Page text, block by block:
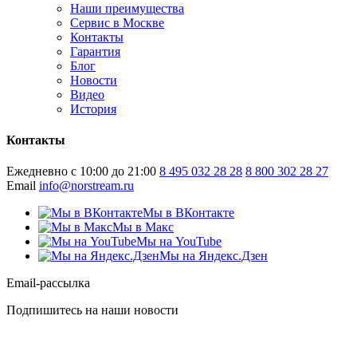
Наши преимущества
Сервис в Москве
Контакты
Гарантия
Блог
Новости
Видео
История
Контакты
Ежедневно с 10:00 до 21:00 8 495 032 28 28 8 800 302 28 27
Email info@norstream.ru
Мы в ВКонтакте
Мы в Макс
Мы на YouTube
Мы на Яндекс.Дзен
Email-рассылка
Подпишитесь на наши новости